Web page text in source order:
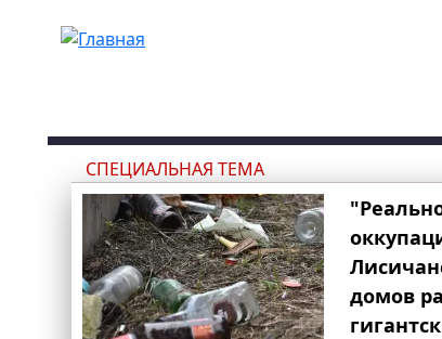
СПЕЦИАЛЬНАЯ ТЕМА
домов